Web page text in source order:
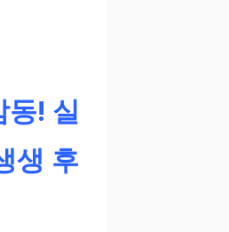
여행
룸
동! 실
생 후